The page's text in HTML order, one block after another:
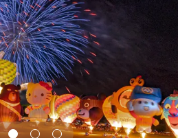
賴總統抵達史瓦帝尼王國進行國是
長新春茶敘 盼化分歧為團結、為
第一步
談話
完成簽署達成6大目標、創5大歷史
調將以3大面向加速臺灣經濟轉型
全力支持並盡速通過
等貿易協定」確立對等關稅15%且不
項產品豁免對等關稅